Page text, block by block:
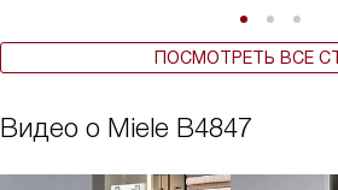
ПОСМОТРЕТЬ ВСЕ
Видео о Miele B4847